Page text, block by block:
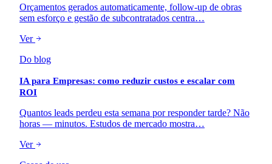
Orçamentos gerados automaticamente, follow-up de obras
sem esforço e gestão de subcontratados centra…
Ver
Do blog
IA para Empresas: como reduzir custos e escalar com
ROI
Quantos leads perdeu esta semana por responder tarde? Não
horas — minutos. Estudos de mercado mostra…
Ver